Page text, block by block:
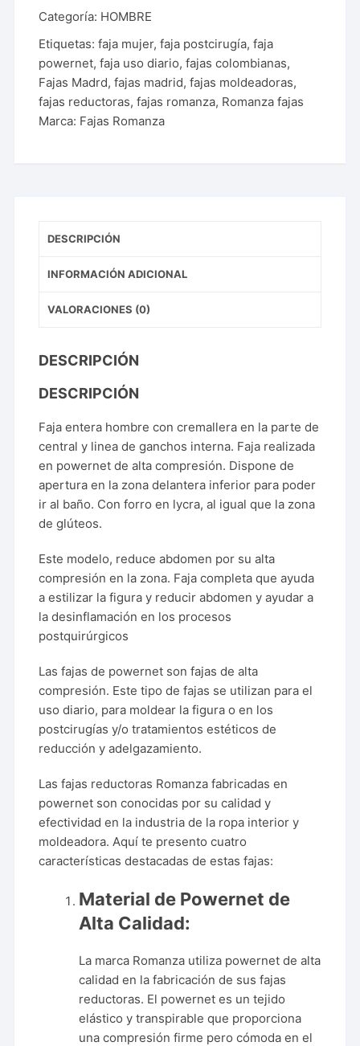
Categoría: HOMBRE
Etiquetas:faja mujer,faja postcirugía,faja
powernet,faja uso diario,fajas colombianas,
Fajas Madrd,fajas madrid,fajas moldeadoras,
fajas reductoras,fajas romanza, Romanza fajas
Marca: Fajas Romanza
DESCRIPCIÓN
INFORMACIÓN ADICIONAL
VALORACIONES (0)
DESCRIPCIÓN
DESCRIPCIÓN
Faja entera hombre con cremallera en la parte de
central y linea de ganchos interna. Faja realizada
en powernet de alta compresión. Dispone de
apertura en la zona delantera inferior para poder
ir al baño. Con forro en lycra, al igual que la zona
de glúteos.
Este modelo, reduce abdomen por su alta
compresión en la zona. Faja completa que ayuda
a estilizar la figura y reducir abdomen y ayudar a
la desinflamación en los procesos
postquirúrgicos
Las fajas de powernet son fajas de alta
compresión. Este tipo de fajas se utilizan para el
uso diario, para moldear la figura o en los
postcirugías y/o tratamientos estéticos de
reducción y adelgazamiento.
Las fajas reductoras Romanza fabricadas en
powernet son conocidas por su calidad y
efectividad en la industria de la ropa interior y
moldeadora. Aquí te presento cuatro
características destacadas de estas fajas:
Material de Powernet de
Alta Calidad:
La marca Romanza utiliza powernet de alta
calidad en la fabricación de sus fajas
reductoras. El powernet es un tejido
elástico y transpirable que proporciona
una compresión firme pero cómoda en el